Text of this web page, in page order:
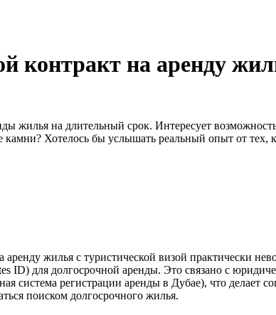
контракт на аренду
жилья на длительный срок. Интересует
Хотелось бы услышать реальный опыт от тех,
жилья с туристической визой практически
ID) для долгосрочной аренды. Это связано с
система регистрации аренды в Дубае), что
поиском долгосрочного жилья.